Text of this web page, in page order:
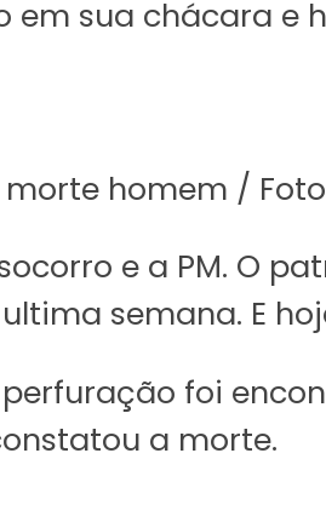
sua chácara e
homem /
e a PM. O
semana. E
foi
a morte.